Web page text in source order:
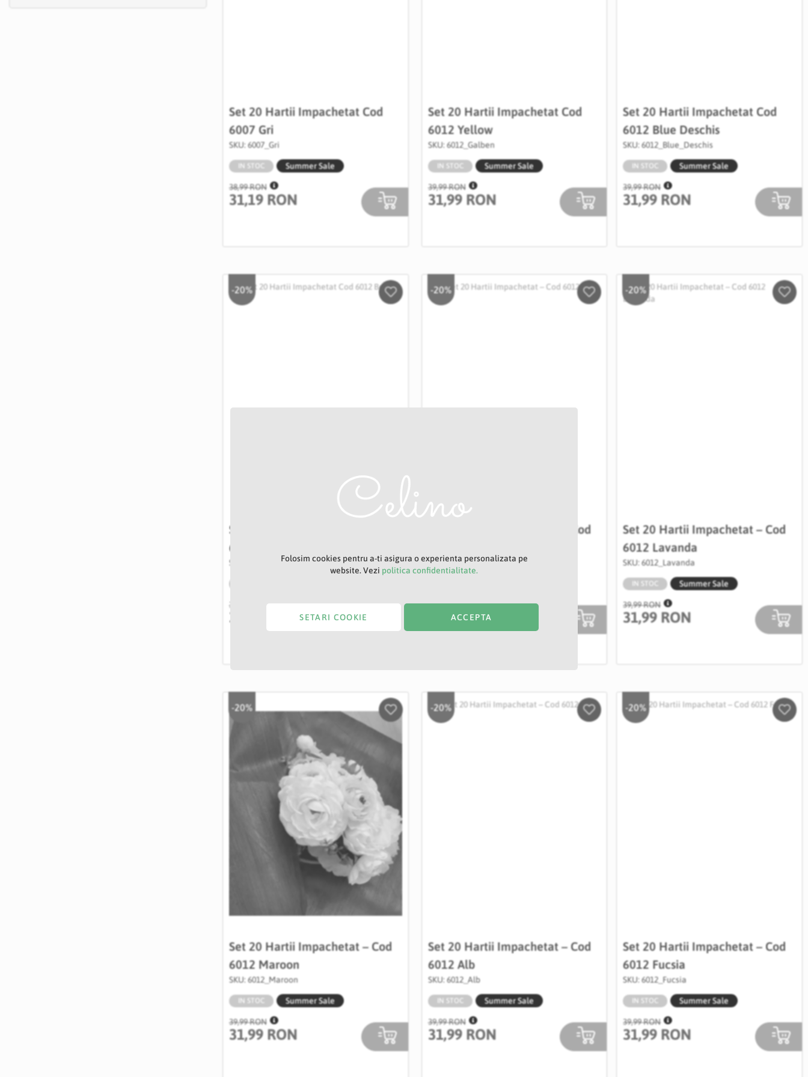
Set 20 Hartii Impachetat Cod
6007 Gri
SKU: 6007_Gri
IN STOC Summer Sale
38,99 RON
31,19 RON
Set 20 Hartii Impachetat Cod
6012 Yellow
SKU: 6012_Galben
IN STOC Summer Sale
39,99 RON
31,99 RON
Set 20 Hartii Impachetat Cod
6012 Blue Deschis
SKU: 6012_Blue_Deschis
IN STOC Summer Sale
39,99 RON
31,99 RON
-20%
Set 20 Hartii Impachetat Cod
6012 Beige
SKU: 6012_Beige
39,99 RON
31,99 RON
Salveaza
-20%
Set 20 Hartii Impachetat – Cod
SKU: 6012_Gri
39,99 RON
31,99 RON
Salveaza
-20%
Set 20 Hartii Impachetat – Cod
6012 Lavanda
SKU: 6012_Lavanda
IN STOC Summer Sale
39,99 RON
31,99 RON
-20%
Set 20 Hartii Impachetat – Cod
6012 Maroon
SKU: 6012_Maroon
IN STOC Summer Sale
39,99 RON
31,99 RON
Salveaza
in
-20%
Set 20 Hartii Impachetat – Cod
6012 Alb
SKU: 6012_Alb
IN STOC Summer Sale
39,99 RON
31,99 RON
Salveaza
-20%
Set 20 Hartii Impachetat – Cod
6012 Fucsia
SKU: 6012_Fucsia
IN STOC Summer Sale
39,99 RON
31,99 RON
Folosim cookies pentru a-ti asigura o experienta personalizata pe
website. Vezi politica confidentialitate.
ACCEPTA
SETARI COOKIE